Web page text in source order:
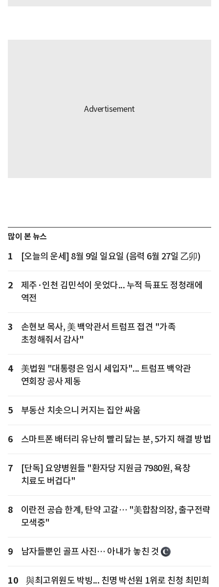
많이 본 뉴스
1 [오늘의 운세] 8월 9일 일요일 (음력 6월 27일 乙卯)
2
제주·인천 김민석이 웃었다... 누적 득표도 정청래에
역전
3
손현보 목사, 美 백악관서 트럼프 접견 "가족
초청해줘서 감사"
4
美법원 "대통령은 임시 세입자"... 트럼프 백악관
연회장 공사 제동
5 부동산 치솟으니 커지는 집안 싸움
6 스마트폰 배터리 유난히 빨리 닳는 분, 5가지 해결 방법
7
[단독] 요양병원들 "환자당 지원금 7980원, 욕창
치료도 버겁다"
8
이란전 공습 한계, 탄약 고갈… "美합참의장, 출구전략
모색중"
9 남자들뿐인 골프 사진… 아내가 놓친 것
10 與최고위원도 박빙... 친명 박선원 1위로 친청 최민희